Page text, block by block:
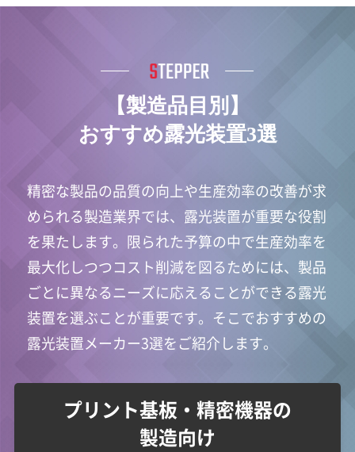
【製造品目別】
おすすめ露光装置3選
精密な製品の品質の向上や生産効率の改善が求
められる製造業界では、露光装置が重要な役割
を果たします。限られた予算の中で生産効率を
最大化しつつコスト削減を図るためには、製品
ごとに異なるニーズに応えることができる露光
装置を選ぶことが重要です。そこでおすすめの
露光装置メーカー3選をご紹介します。
プリント基板・精密機器の
製造向け